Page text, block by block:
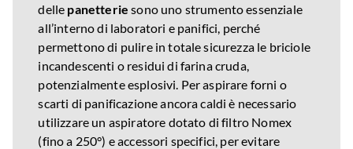
delle panetterie sono uno strumento essenziale
all’interno di laboratori e panifici, perché
permettono di pulire in totale sicurezza le briciole
incandescenti o residui di farina cruda,
potenzialmente esplosivi. Per aspirare forni o
scarti di panificazione ancora caldi è necessario
utilizzare un aspiratore dotato di filtro Nomex
(fino a 250°) e accessori specifici, per evitare